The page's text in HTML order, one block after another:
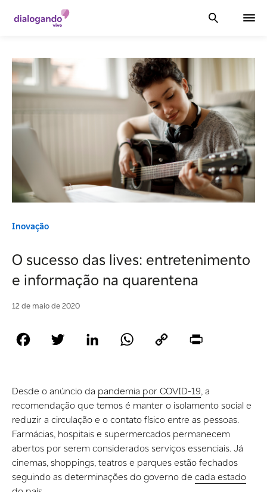
Inovação
O sucesso das lives: entretenimento
e informação na quarentena
12 de maio de 2020
Facebook Twitter LinkedIn WhatsAppCopy
Desde o anúncio da pandemia por COVID-19, a
recomendação que temos é manter o isolamento social e
reduzir a circulação e o contato físico entre as pessoas.
Farmácias, hospitais e supermercados permanecem
abertos por serem considerados serviços essenciais. Já
cinemas, shoppings, teatros e parques estão fechados
seguindo as determinações do governo de cada estado